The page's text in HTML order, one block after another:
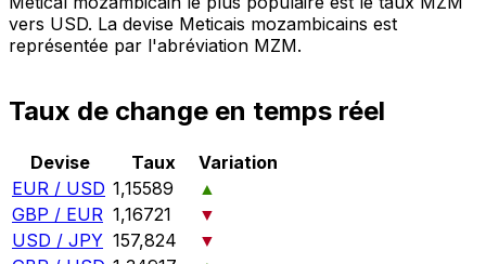
vers USD. La devise Meticais mozambicains est
représentée par l'abréviation MZM.
Taux de change en temps réel
Devise Taux
Variation
EUR / USD 1,15589
▲
GBP / EUR 1,16721
▼
USD / JPY 157,824
▼